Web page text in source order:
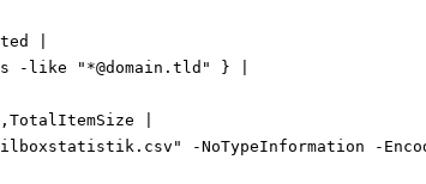
|
-like "*@domain.tld"
} |
|
-NoTypeInformation -